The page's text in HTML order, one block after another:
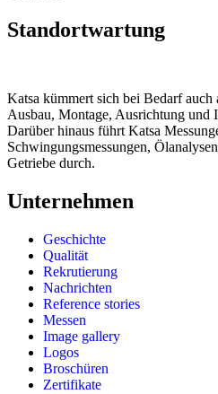
Standortwartung
Katsa kümmert sich bei Bedarf
Ausbau, Montage, Ausrichtung und
Darüber hinaus führt Katsa
Schwingungsmessungen,
Getriebe durch.
Unternehmen
Geschichte
Qualität
Rekrutierung
Nachrichten
Reference stories
Messen
Image gallery
Logos
Broschüren
Zertifikate